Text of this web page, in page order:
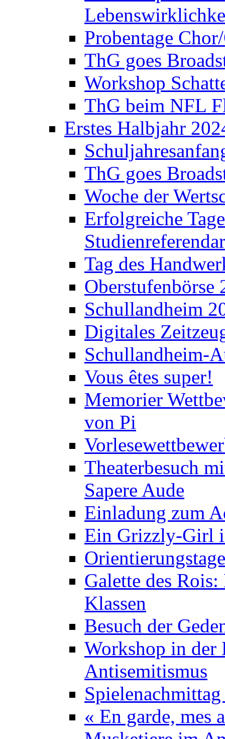
Probentage
ThG goes
Workshop
ThG beim NFL
Erstes Halbjahr
ThG goes
Woche der
Erfolgreiche
Tag des
Oberstufenbörse
Schullandheim
Digitales
Schullandheim-
Vous êtes super!
Memorier
von Pi
Theaterbesuch
Sapere Aude
Einladung zum
Ein Grizzly-Girl
Galette des
Klassen
Besuch der
Workshop in der
Antisemitismus
« En garde, mes